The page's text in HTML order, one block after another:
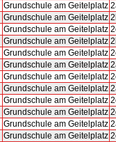
Grundschule am Geitelplatz
Grundschule am Geitelplatz
Grundschule am Geitelplatz
Grundschule am Geitelplatz
Grundschule am Geitelplatz
Grundschule am Geitelplatz
Grundschule am Geitelplatz
Grundschule am Geitelplatz
Grundschule am Geitelplatz
Grundschule am Geitelplatz
Grundschule am Geitelplatz
Grundschule am Geitelplatz